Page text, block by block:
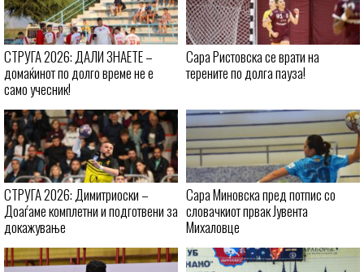
СТРУГА 2026: ДАЛИ ЗНАЕТЕ –
домаќинот по долго време не е
само учесник!
Сара Ристовска се врати на
терените по долга пауза!
СТРУГА 2026: Димитриоски –
Доаѓаме комплетни и подготвени за
докажување
Сара Миновска пред потпис со
словачкиот првак Јувента
Михаловце